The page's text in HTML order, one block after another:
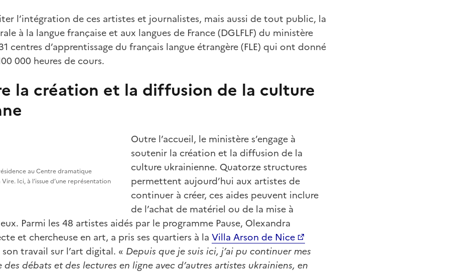
l’intégration de ces artistes et journalistes, mais aussi de tout public, la
à la langue française et aux langues de France (DGLFLF) du ministère
centres d’apprentissage du français langue étrangère (FLE) qui ont donné
000 heures de cours.
la création et la diffusion de la culture
au Centre dramatique
Ici, à l’issue d’une représentation
Outre l’accueil, le ministère s’engage à
soutenir la création et la diffusion de la
culture ukrainienne. Quatorze structures
permettent aujourd’hui aux artistes de
continuer à créer, ces aides peuvent inclure
de l’achat de matériel ou de la mise à
Parmi les 48 artistes aidés par le programme Pause, Olexandra
et chercheuse en art, a pris ses quartiers à la Villa Arson de Nice
travail sur l’art digital. « Depuis que je suis ici, j’ai pu continuer mes
débats et des lectures en ligne avec d’autres artistes ukrainiens, en